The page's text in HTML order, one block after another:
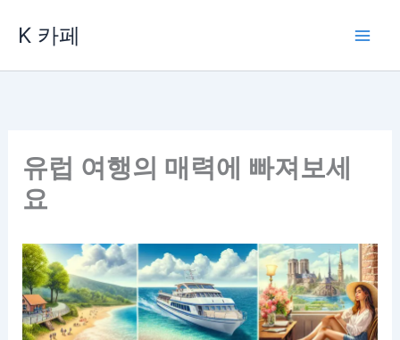
K 카페
유럽 여행의 매력에 빠져보세
요